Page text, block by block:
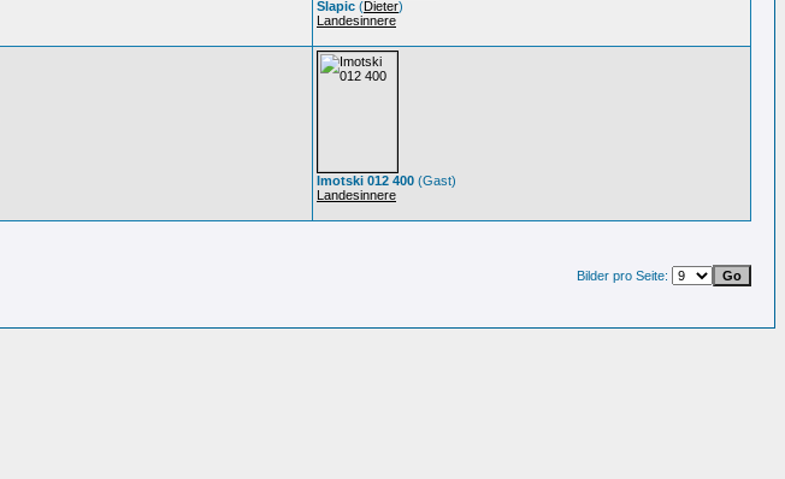
Slapic (Dieter)
Landesinnere
Imotski 012 400 (Gast)
Landesinnere
Bilder pro Seite: